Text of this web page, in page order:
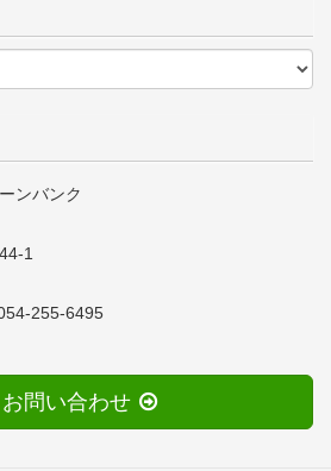
ンバンク
1
255-6495
お問い合わせ